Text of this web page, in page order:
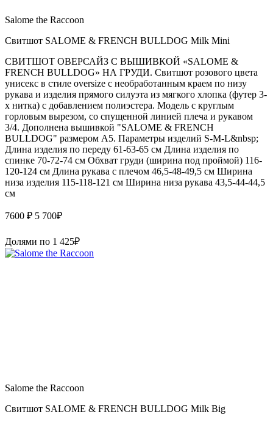
Salome the Raccoon
Свитшот SALOME & FRENCH BULLDOG Milk Mini
СВИТШОТ ОВЕРСАЙЗ С ВЫШИВКОЙ «SALOME &
FRENCH BULLDOG» НА ГРУДИ. Свитшот розового цвета
унисекс в стиле oversize с необработанным краем по низу
рукава и изделия прямого силуэта из мягкого хлопка (футер 3-
х нитка) с добавлением полиэстера. Модель с круглым
горловым вырезом, со спущенной линией плеча и рукавом
3/4. Дополнена вышивкой "SALOME & FRENCH
BULLDOG" размером А5. Параметры изделий S-M-L&nbsp;
Длина изделия по переду 61-63-65 см Длина изделия по
спинке 70-72-74 см Обхват груди (ширина под проймой) 116-
120-124 см Длина рукава с плечом 46,5-48-49,5 см Ширина
низа изделия 115-118-121 см Ширина низа рукава 43,5-44-44,5
см
7600 ₽ 5 700₽
Долями по 1 425₽
Salome the Raccoon
Свитшот SALOME & FRENCH BULLDOG Milk Big